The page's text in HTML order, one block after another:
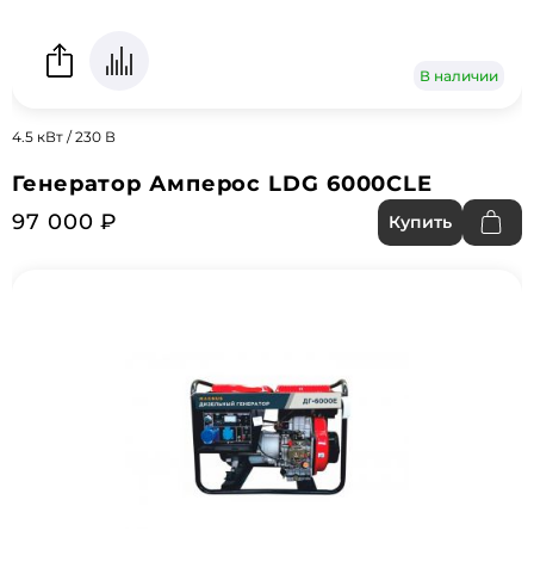
В наличии
4.5 кВт / 230 В
Генератор Амперос LDG 6000CLE
97 000 ₽
Купить